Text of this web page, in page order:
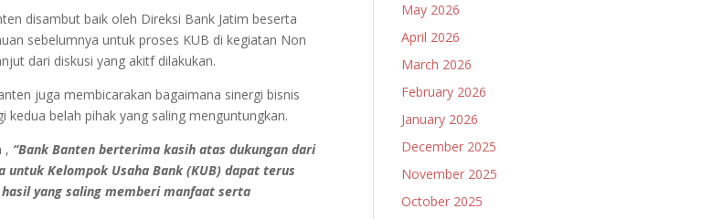
disambut baik oleh Direksi Bank Jatim beserta
sebelumnya untuk proses KUB di kegiatan Non
dari diskusi yang akitf dilakukan.
juga membicarakan bagaimana sinergi bisnis
belah pihak yang saling menguntungkan.
, “Bank Banten berterima kasih atas dukungan dari
Kelompok Usaha Bank (KUB) dapat terus
yang saling memberi manfaat serta
May 2026
April 2026
March 2026
February 2026
January 2026
December 2025
November 2025
October 2025